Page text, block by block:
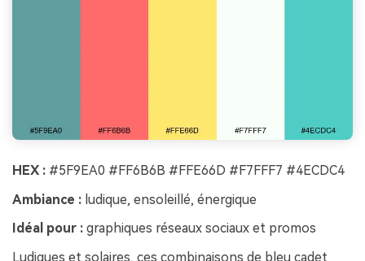
HEX : #5F9EA0 #FF6B6B #FFE66D #F7FFF7 #4ECDC4
Ambiance : ludique, ensoleillé, énergique
Idéal pour : graphiques réseaux sociaux et promos
Ludiques et solaires, ces combinaisons de bleu cadet